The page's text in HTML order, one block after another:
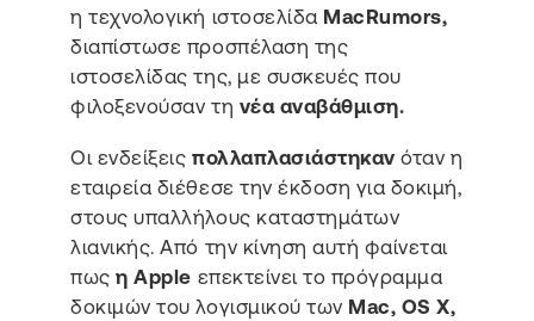
η τεχνολογική ιστοσελίδα MacRumors,
διαπίστωσε προσπέλαση της
ιστοσελίδας της, με συσκευές που
φιλοξενούσαν τη νέα αναβάθμιση.
Οι ενδείξεις πολλαπλασιάστηκαν όταν η
εταιρεία διέθεσε την έκδοση για δοκιμή,
στους υπαλλήλους καταστημάτων
λιανικής. Από την κίνηση αυτή φαίνεται
πωςη Apple επεκτείνει το πρόγραμμα
δοκιμών του λογισμικού των Mac, OS X,